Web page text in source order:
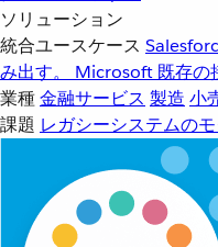
ソリューション
統合ユースケース
み出す。
Microsoft 既存の
業種金融サービス 製造 小
課題 レガシーシステムの